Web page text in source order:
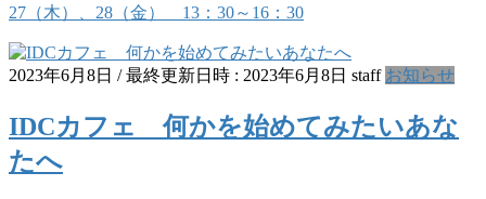
27（木）、28（金） 13：30～16：30
2023年6月8日 / 最終更新日時 : 2023年6月8日 staff お知らせ
IDCカフェ 何かを始めてみたいあな
たへ